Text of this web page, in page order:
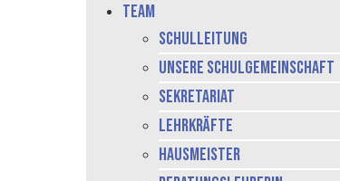
Team
Schulleitung
Unsere Schulgemeinschaft
Sekretariat
Lehrkräfte
Hausmeister